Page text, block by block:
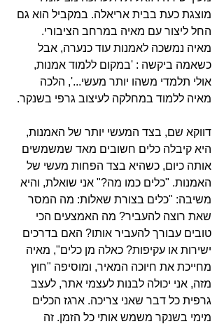
מוצגת כעת בבית אריאלה. במקביל הוא גם
החל ליצור עם מאיה במרחב הציבורי.
מאיה נמשכה לאמנות עוד כנערה, אבל
כשאמה ביקשה : 'במקום ללמוד אמנות,
אולי תלמדי משהו יותר מעשי...', הלכה
מאיה ללמוד במחלקה לעיצוב גרפי בשנקר.
דווקא שם, בצד המעשי יותר של האמנות,
היא קיבלה כלים חשובים מאד שמשמשים
אותה כיום, כשהיא בצד הפחות מעשי של
האמנות. "כלים כמו מה?" אני שואלת, והיא
משיבה: "כלים בצורת שאלות: מה המסר
שאת רוצה להעביר? מה האמצעים הכי
טובים עבורך להעביר אותו? האם בדרכים
ישירות או עקיפות? כאלה מן כלים", מאיה
מחייכת את חיוכה המאיר, ומוסיפה "חוץ
מזה, אני יכולה לבנות לעצמי אתר, לעצב
גרפית כל דבר שאני צריכה. ארגז הכלים
מימי בשנקר משמש אותי כל הזמן. זה